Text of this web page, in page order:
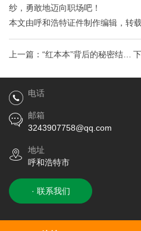
纱，勇敢地迈向职场吧！
本文由呼和浩特证件制作编辑，转
上一篇： “红本本”背后的秘密结婚
证背后的法律常识与幸福
电话
邮箱
3243907758@qq.com
地址
呼和浩特市
· 联系我们